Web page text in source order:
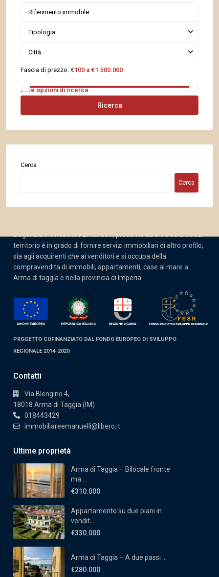
Tipologia
Città
Fascia di prezzo: €100 a €1.500.000
Altre opzioni di ricerca
Ricerca
Cerca
Cerca
L’agenzia Immobiliare Emanuelli, presente da oltre 30 anni sul
territorio è in grado di fornire servizi immobiliari di altro profilo,
sia agli acquirenti che ai venditori e si occupa della
compravendita di immobili, appartamenti, case al mare a
Arma di taggia e nella provincia di Imperia
PROGETTO COFINANZIATO DAL FONDO EUROPEO DI SVILUPPO
REGIONALE 2014-2020
Contatti
Via Blengino 4,
18018 Arma di Taggia (IM)
018443429
immobiliareemanuelli@libero.it
Ultime proprietà
Arma di Taggia – Bilocale fronte
ma...
€310.000
Appartamento su due piani in
vendit...
€330.000
Arma di Taggia – A due passi ...
€280.000